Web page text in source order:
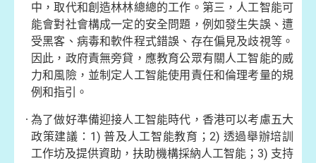
中，取代和創造林林總總的工作。第三，人工智能可
能會對社會構成一定的安全問題，例如發生失誤、遭
受黑客、病毒和軟件程式錯誤、存在偏見及歧視等。
因此，政府責無旁貸，應教育公眾有關人工智能的威
力和風險，並制定人工智能使用責任和倫理考量的規
例和指引。
為了做好準備迎接人工智能時代，香港可以考慮五大
政策建議：1) 普及人工智能教育；2) 透過舉辦培訓
工作坊及提供資助，扶助機構採納人工智能；3) 支持